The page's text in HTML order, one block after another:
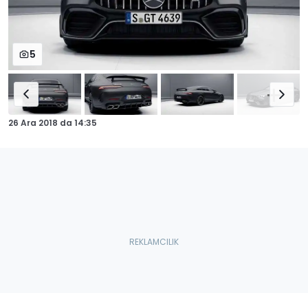
5
26 Ara 2018 da 14:35